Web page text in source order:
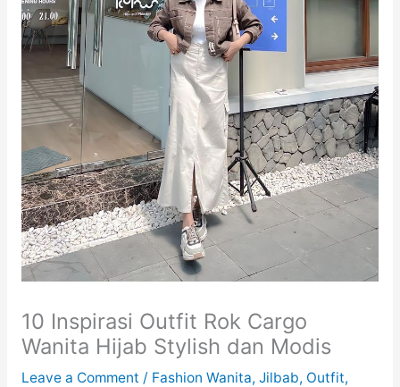
10 Inspirasi Outfit Rok Cargo
Wanita Hijab Stylish dan Modis
Leave a Comment / Fashion Wanita, Jilbab, Outfit,